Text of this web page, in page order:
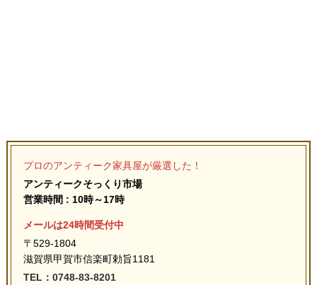
プロのアンティーク家具屋が厳選した！
アンティークそっくり市場
営業時間 : 10時～17時
メールは24時間受付中
〒529-1804
滋賀県甲賀市信楽町勅旨1181
TEL：0748-83-8201